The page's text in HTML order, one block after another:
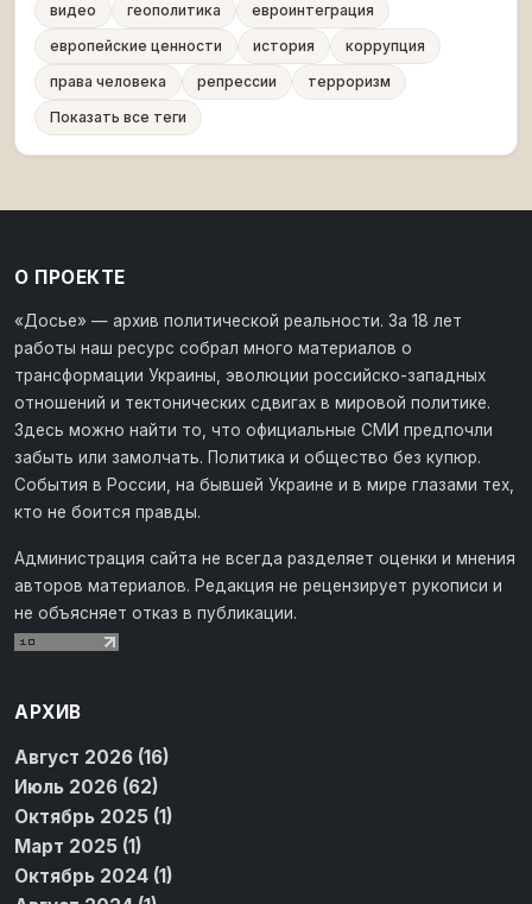
видео
геополитика
евроинтеграция
европейские ценности
история
коррупция
права человека
репрессии
терроризм
Показать все теги
О ПРОЕКТЕ
«Досье» — архив политической реальности. За 18 лет
работы наш ресурс собрал много материалов о
трансформации Украины, эволюции российско-западных
отношений и тектонических сдвигах в мировой политике.
Здесь можно найти то, что официальные СМИ предпочли
забыть или замолчать. Политика и общество без купюр.
События в России, на бывшей Украине и в мире глазами тех,
кто не боится правды.
Администрация сайта не всегда разделяет оценки и мнения
авторов материалов. Редакция не рецензирует рукописи и
не объясняет отказ в публикации.
АРХИВ
Август 2026 (16)
Июль 2026 (62)
Октябрь 2025 (1)
Март 2025 (1)
Октябрь 2024 (1)